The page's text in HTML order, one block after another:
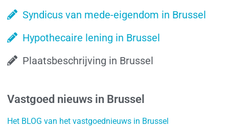
Syndicus van mede-eigendom in Brussel
Hypothecaire lening in Brussel
Plaatsbeschrijving in Brussel
Vastgoed nieuws in Brussel
Het BLOG van het vastgoednieuws in Brussel